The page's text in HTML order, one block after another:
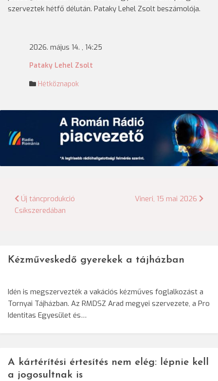
szerveztek hétfő délután. Pataky Lehel Zsolt beszámolója.
2026. május 14. , 14:25
Pataky Lehel Zsolt
Hétköznapok
Bejegyzés
Új táncprodukció
Csíkszeredában
Vineri, 15 mai 2026
Kézműveskedő gyerekek a tájházban
Idén is megszervezték a vakációs kézműves foglalkozást a
Tornyai Tájházban. Az RMDSZ Arad megyei szervezete, a Pro
Identitas Egyesület és…
A kártérítési értesítés nem elég: lépnie kell
a jogosultnak is